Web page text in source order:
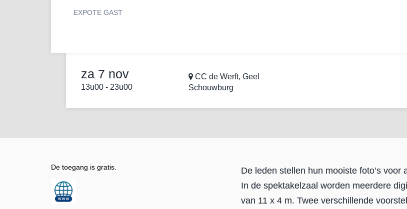
EXPOTE GAST
za 7 nov
13u00 - 23u00
CC de Werft, Geel
Schouwburg
De leden stellen hun mooiste foto’s voor
In de spektakelzaal worden meerdere
van 11 x 4 m. Twee verschillende
De toegang is gratis.